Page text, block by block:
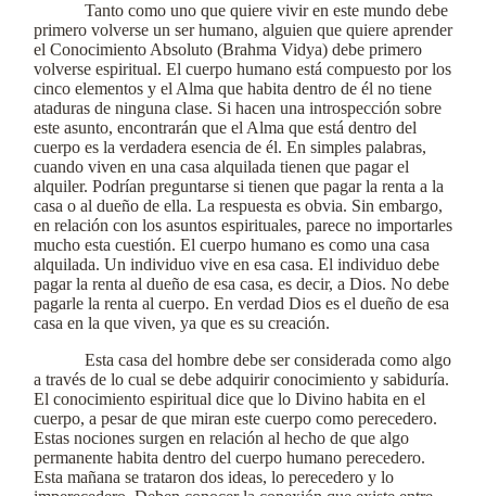
Tanto como uno que quiere vivir en este mundo debe
primero volverse un ser humano, alguien que quiere aprender
el Conocimiento Absoluto (Brahma Vidya) debe primero
volverse espiritual. El cuerpo humano está compuesto por los
cinco elementos y el Alma que habita dentro de él no tiene
ataduras de ninguna clase. Si hacen una introspección sobre
este asunto, encontrarán que el Alma que está dentro del
cuerpo es la verdadera esencia de él. En simples palabras,
cuando viven en una casa alquilada tienen que pagar el
alquiler. Podrían preguntarse si tienen que pagar la renta a la
casa o al dueño de ella. La respuesta es obvia. Sin embargo,
en relación con los asuntos espirituales, parece no importarles
mucho esta cuestión. El cuerpo humano es como una casa
alquilada. Un individuo vive en esa casa. El individuo debe
pagar la renta al dueño de esa casa, es decir, a Dios. No debe
pagarle la renta al cuerpo. En verdad Dios es el dueño de esa
casa en la que viven, ya que es su creación.
Esta casa del hombre debe ser considerada como algo
a través de lo cual se debe adquirir conocimiento y sabiduría.
El conocimiento espiritual dice que lo Divino habita en el
cuerpo, a pesar de que miran este cuerpo como perecedero.
Estas nociones surgen en relación al hecho de que algo
permanente habita dentro del cuerpo humano perecedero.
Esta mañana se trataron dos ideas, lo perecedero y lo